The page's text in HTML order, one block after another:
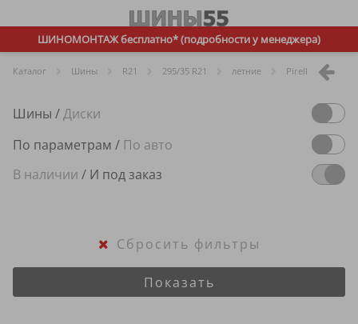
ШИНОМОНТАЖ бесплатно* (подробности у менеджера)
Каталог Шины R21 295/35 R21 летние Pirelli
Шины /Диски
По параметрам / По авто
В наличии / И под заказ
Показать
Сбросить фильтры